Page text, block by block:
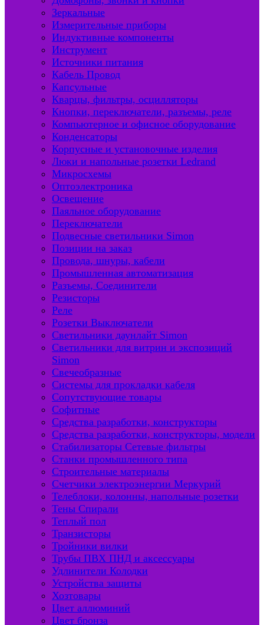
Зеркальные
Измерительные приборы
Индуктивные компоненты
Инструмент
Источники питания
Кабель Провод
Капсульные
Кварцы, фильтры, осцилляторы
Кнопки, переключатели, разъемы, реле
Компьютерное и офисное оборудование
Конденсаторы
Корпусные и установочные изделия
Люки и напольные розетки Ledrand
Микросхемы
Оптоэлектроника
Освещение
Паяльное оборудование
Переключатели
Подвесные светильники Simon
Позиции на заказ
Провода, шнуры, кабели
Промышленная автоматизация
Разъемы, Соединители
Резисторы
Реле
Розетки Выключатели
Светильники даунлайт Simon
Светильники для витрин и экспозиций
Simon
Свечеобразные
Системы для прокладки кабеля
Сопутствующие товары
Софитные
Средства разработки, конструкторы
Средства разработки, конструкторы, модели
Стабилизаторы Сетевые фильтры
Станки промышленного типа
Строительные материалы
Счетчики электроэнергии Меркурий
Телеблоки, колонны, напольные розетки
Тены Спирали
Теплый пол
Транзисторы
Тройники вилки
Трубы ПВХ ПНД и аксессуары
Удлинители Колодки
Устройства защиты
Хозтовары
Цвет аллюминий
Цвет бронза